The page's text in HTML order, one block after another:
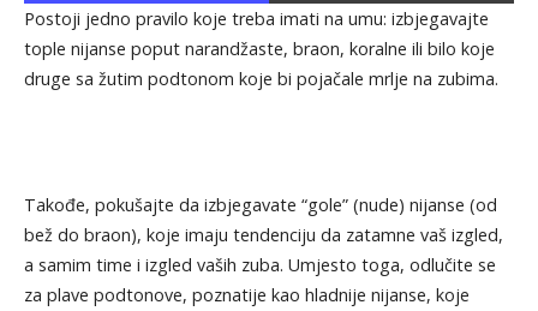
Postoji jedno pravilo koje treba imati na umu: izbjegavajte
tople nijanse poput narandžaste, braon, koralne ili bilo koje
druge sa žutim podtonom koje bi pojačale mrlje na zubima.
Takođe, pokušajte da izbjegavate “gole” (nude) nijanse (od
bež do braon), koje imaju tendenciju da zatamne vaš izgled,
a samim time i izgled vaših zuba. Umjesto toga, odlučite se
za plave podtonove, poznatije kao hladnije nijanse, koje